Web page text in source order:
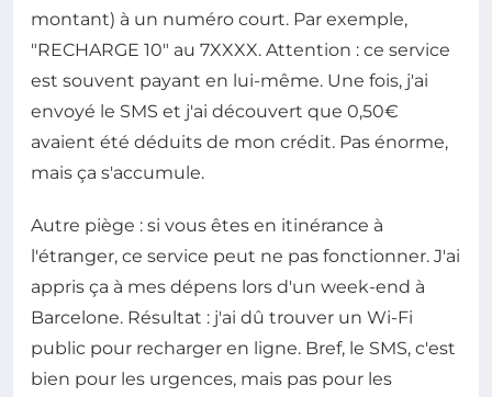
montant) à un numéro court. Par exemple,
"RECHARGE 10" au 7XXXX. Attention : ce service
est souvent payant en lui-même. Une fois, j'ai
envoyé le SMS et j'ai découvert que 0,50€
avaient été déduits de mon crédit. Pas énorme,
mais ça s'accumule.
Autre piège : si vous êtes en itinérance à
l'étranger, ce service peut ne pas fonctionner. J'ai
appris ça à mes dépens lors d'un week-end à
Barcelone. Résultat : j'ai dû trouver un Wi-Fi
public pour recharger en ligne. Bref, le SMS, c'est
bien pour les urgences, mais pas pour les